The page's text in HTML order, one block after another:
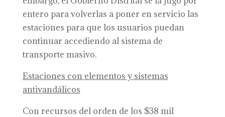
entero para volverlas a poner en servicio las
estaciones para que los usuarios puedan
continuar accediendo al sistema de
transporte masivo.
Estaciones con elementos y sistemas
antivandálicos
Con recursos del orden de los $38 mil